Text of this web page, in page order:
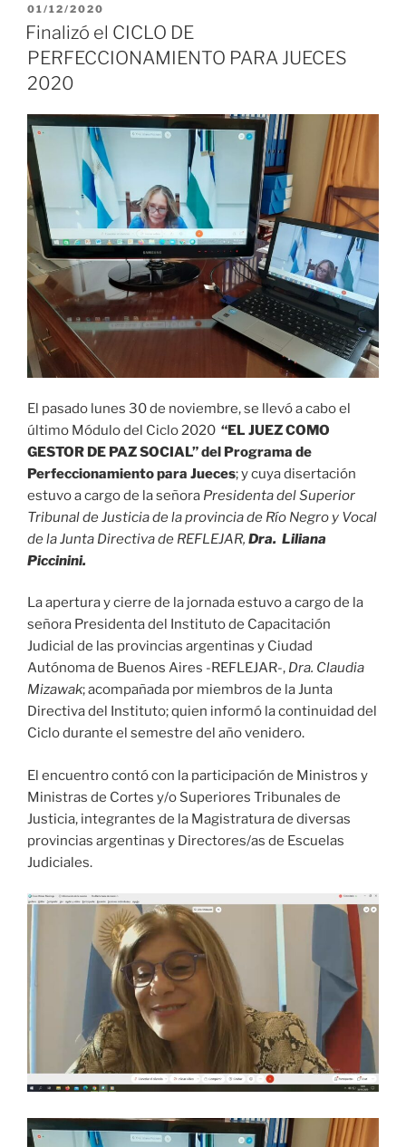
PUBLICADO
EL
01/12/2020
Finalizó el CICLO DE
PERFECCIONAMIENTO PARA JUECES
2020
El pasado lunes 30 de noviembre, se llevó a cabo el
último Módulo del Ciclo 2020 “EL JUEZ COMO
GESTOR DE PAZ SOCIAL”del Programa de
Perfeccionamiento para Jueces; y cuya disertación
estuvo a cargo de la señora Presidenta del Superior
Tribunal de Justicia de la provincia de Río Negro y Vocal
de la Junta Directiva de REFLEJAR, Dra. Liliana
Piccinini.
La apertura y cierre de la jornada estuvo a cargo de la
señora Presidenta del Instituto de Capacitación
Judicial de las provincias argentinas y Ciudad
Autónoma de Buenos Aires -REFLEJAR-, Dra. Claudia
Mizawak; acompañada por miembros de la Junta
Directiva del Instituto; quien informó la continuidad del
Ciclo durante el semestre del año venidero.
El encuentro contó con la participación de Ministros y
Ministras de Cortes y/o Superiores Tribunales de
Justicia, integrantes de la Magistratura de diversas
provincias argentinas y Directores/as de Escuelas
Judiciales.